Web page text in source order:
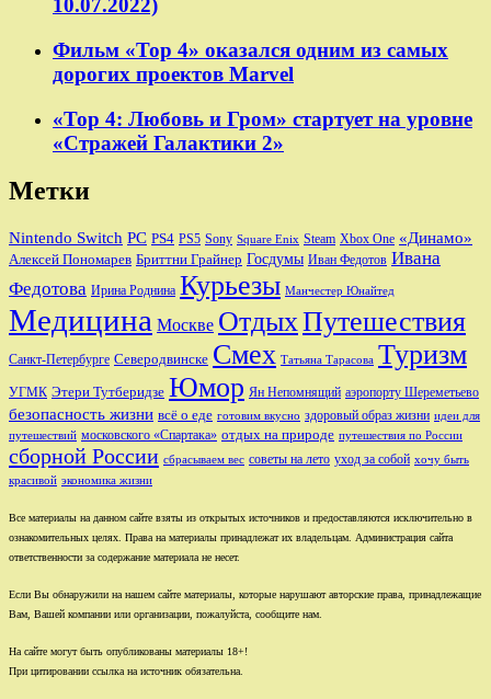
10.07.2022)
Фильм «Тор 4» оказался одним из самых
дорогих проектов Marvel
«Тор 4: Любовь и Гром» стартует на уровне
«Стражей Галактики 2»
Метки
Nintendo Switch PC PS4 PS5 Sony Square Enix Steam Xbox One «Динамо»
Алексей Пономарев Бриттни Грайнер Госдумы Иван Федотов Ивана
Федотова Ирина Роднина Курьезы Манчестер Юнайтед
Медицина Москве ОтдыхПутешествия
Санкт-Петербурге Северодвинске Смех Татьяна Тарасова Туризм
УГМК Этери Тутберидзе Юмор Ян Непомнящий аэропорту Шереметьево
безопасность жизни всё о еде готовим вкусно здоровый образ жизни идеи для
путешествий московского «Спартака» отдых на природе путешествия по России
сборной России сбрасываем вес советы на лето уход за собой хочу быть
красивой экономика жизни
Все материалы на данном сайте взяты из открытых источников и предоставляются исключительно в
ознакомительных целях. Права на материалы принадлежат их владельцам. Администрация сайта
ответственности за содержание материала не несет.
Если Вы обнаружили на нашем сайте материалы, которые нарушают авторские права, принадлежащие
Вам, Вашей компании или организации, пожалуйста, сообщите нам.
На сайте могут быть опубликованы материалы 18+!
При цитировании ссылка на источник обязательна.